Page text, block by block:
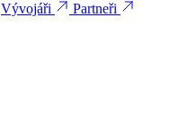
Vývojáři
Partneři